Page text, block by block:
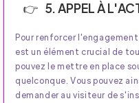
5. APPEL À
Pour renforcer
est un élément crucial de
pouvez le mettre en place
quelconque. Vous pouvez
demander au visiteur de